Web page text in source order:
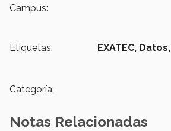
Campus:
Etiquetas: EXATEC, Datos,
Categoría:
Notas Relacionadas